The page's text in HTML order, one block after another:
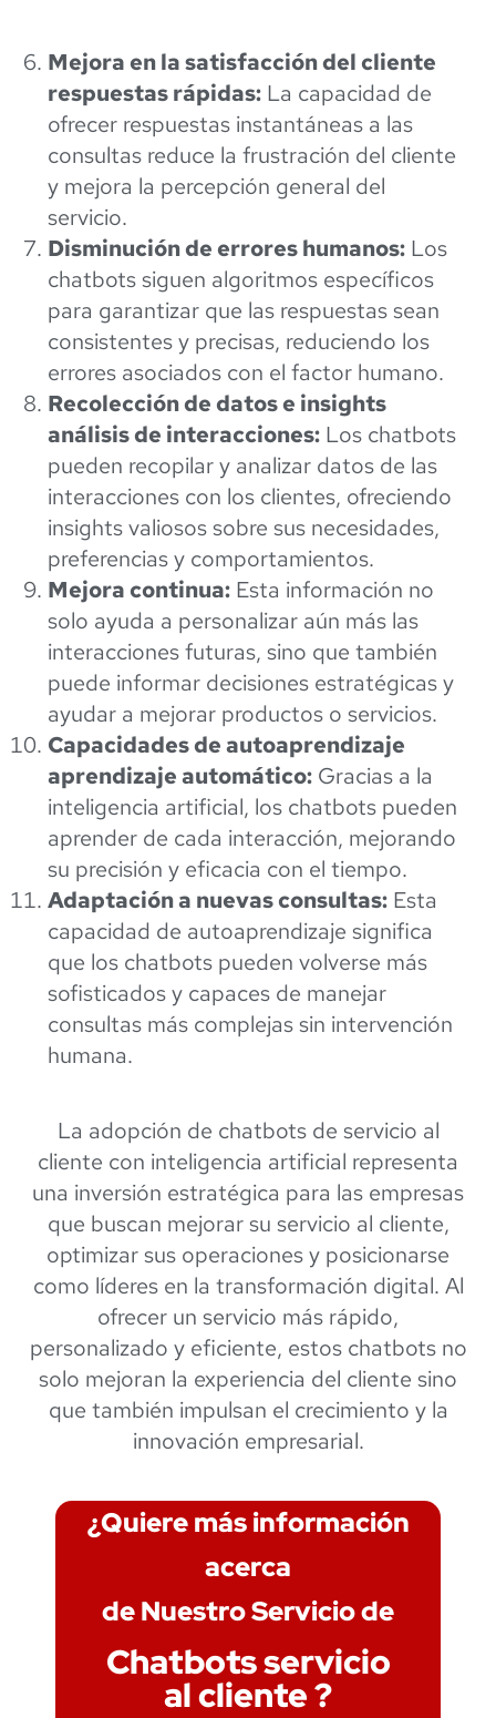
Mejora en la satisfacción del cliente
respuestas rápidas: La capacidad de
ofrecer respuestas instantáneas a las
consultas reduce la frustración del cliente
y mejora la percepción general del
servicio.
Disminución de errores humanos: Los
chatbots siguen algoritmos específicos
para garantizar que las respuestas sean
consistentes y precisas, reduciendo los
errores asociados con el factor humano.
Recolección de datos e insights
análisis de interacciones: Los chatbots
pueden recopilar y analizar datos de las
interacciones con los clientes, ofreciendo
insights valiosos sobre sus necesidades,
preferencias y comportamientos.
Mejora continua: Esta información no
solo ayuda a personalizar aún más las
interacciones futuras, sino que también
puede informar decisiones estratégicas y
ayudar a mejorar productos o servicios.
Capacidades de autoaprendizaje
aprendizaje automático: Gracias a la
inteligencia artificial, los chatbots pueden
aprender de cada interacción, mejorando
su precisión y eficacia con el tiempo.
Adaptación a nuevas consultas: Esta
capacidad de autoaprendizaje significa
que los chatbots pueden volverse más
sofisticados y capaces de manejar
consultas más complejas sin intervención
humana.
La adopción de chatbots de servicio al
cliente con inteligencia artificial representa
una inversión estratégica para las empresas
que buscan mejorar su servicio al cliente,
optimizar sus operaciones y posicionarse
como líderes en la transformación digital. Al
ofrecer un servicio más rápido,
personalizado y eficiente, estos chatbots no
solo mejoran la experiencia del cliente sino
que también impulsan el crecimiento y la
innovación empresarial.
¿Quiere más información
acerca
de Nuestro Servicio de
Chatbots servicio
al cliente ?